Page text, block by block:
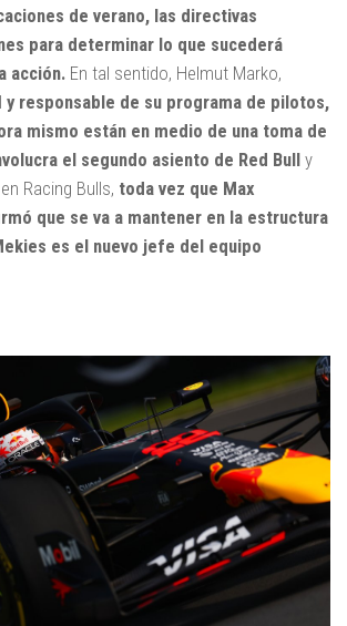
de verano, las directivas
para determinar lo que sucederá
acción. En tal sentido, Helmut Marko,
y responsable de su programa de pilotos,
mismo están en medio de una toma de
el segundo asiento de Red Bull y
Racing Bulls, toda vez que Max
que se va a mantener en la estructura
es el nuevo jefe del equipo